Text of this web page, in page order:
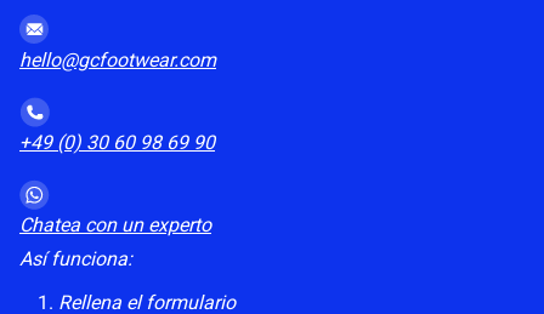
hello@gcfootwear.com
+49 (0) 30 60 98 69 90
Chatea con un experto
Así funciona:
Rellena el formulario
i
e
t
o
R
G
P